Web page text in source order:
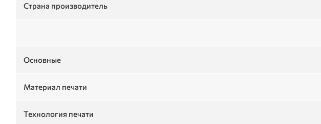
Страна производитель
Основные
Материал печати
Технология печати